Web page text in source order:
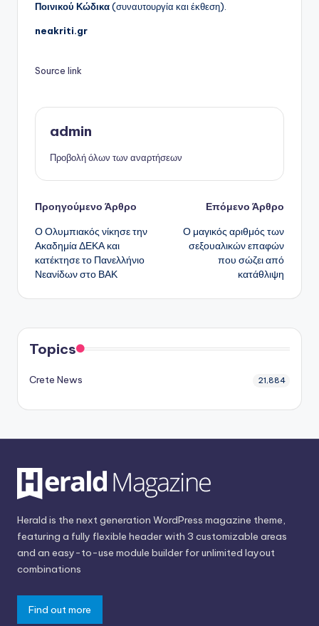
Ποινικού Κώδικα(συναυτουργία και έκθεση).
neakriti.gr
Source link
admin
Προβολή όλων των αναρτήσεων
Πλοήγηση
δημοσιεύσεων
Προηγούμενο Άρθρο
Ο Ολυμπιακός νίκησε την
Ακαδημία ΔΕΚΑ και
κατέκτησε το Πανελλήνιο
Νεανίδων στο ΒΑΚ
Επόμενο Άρθρο
Ο μαγικός αριθμός των
σεξουαλικών επαφών
που σώζει από
κατάθλιψη
Topics
Crete News 21,884
Herald is the next generation WordPress magazine theme,
featuring a fully flexible header with 3 customizable areas
and an easy-to-use module builder for unlimited layout
combinations
Find out more